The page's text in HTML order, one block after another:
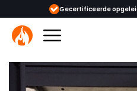
Gecertificeerde